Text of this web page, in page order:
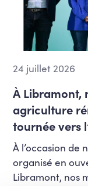
24 juillet 2026
À Libramont,
agriculture
tournée vers
À l’occasion
organisé en
Libramont, nos